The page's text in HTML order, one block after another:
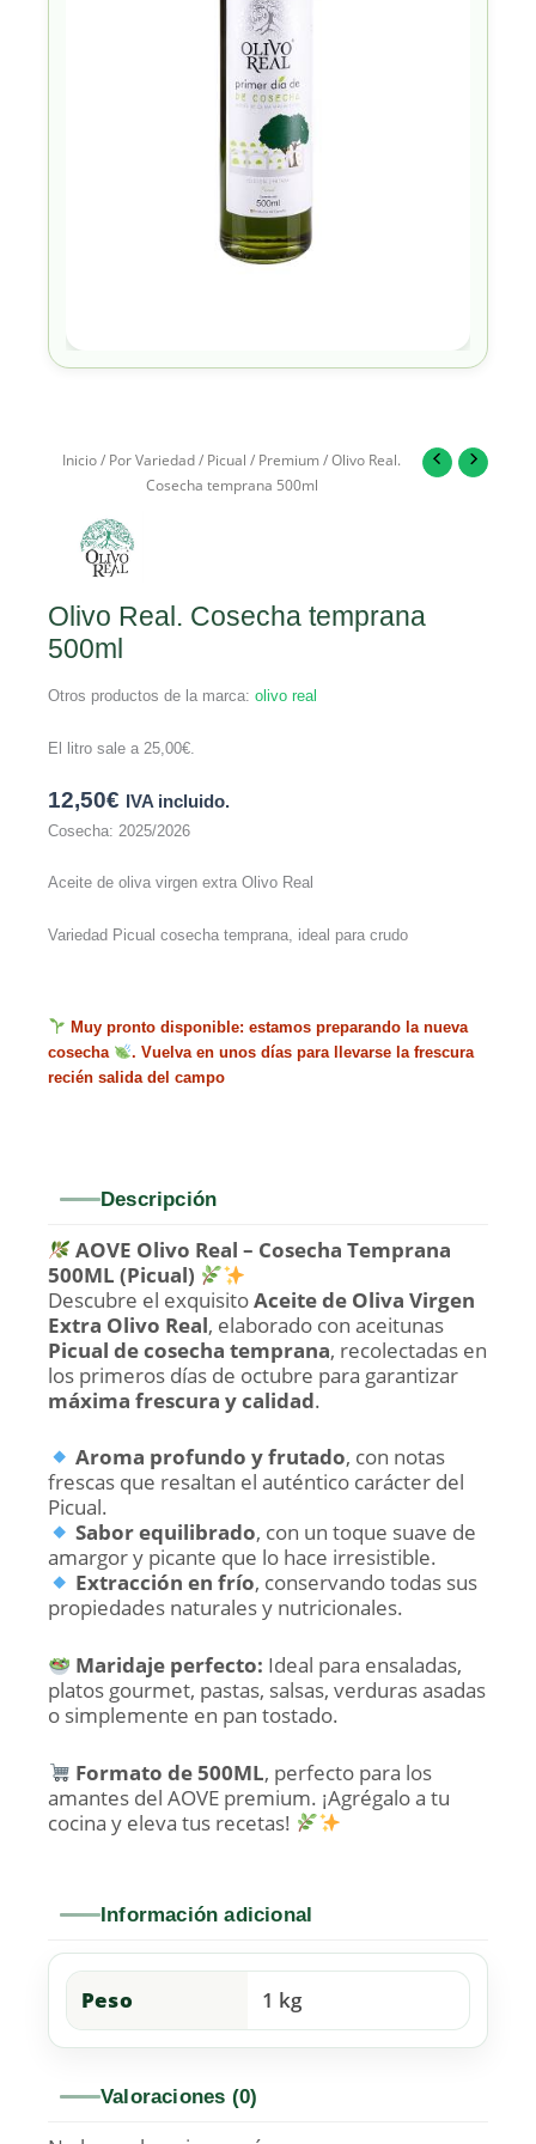
Inicio/ Por Variedad/ Picual / Premium/ Olivo Real.
Cosecha temprana 500ml
Olivo Real. Cosecha temprana
500ml
Otros productos de la marca: olivo real
El litro sale a 25,00€
12,50€ IVA incluido.
Cosecha: 2025/2026
Aceite de oliva virgen extra Olivo Real
Variedad Picual cosecha temprana, ideal para crudo
Muy pronto disponible: estamos preparando la nueva
cosecha
. Vuelva en unos días para llevarse la frescura
recién salida del campo
Descripción
AOVE Olivo Real – Cosecha Temprana
500ML (Picual)
Descubre el exquisitoAceite de Oliva Virgen
Extra Olivo Real, elaborado con aceitunas
Picual de cosecha temprana, recolectadas en
los primeros días de octubre para garantizar
máxima frescura y calidad.
Aroma profundo y frutado, con notas
frescas que resaltan el auténtico carácter del
Picual.
Sabor equilibrado, con un toque suave de
amargor y picante que lo hace irresistible.
Extracción en frío, conservando todas sus
propiedades naturales y nutricionales.
Maridaje perfecto: Ideal para ensaladas,
platos gourmet, pastas, salsas, verduras asadas
o simplemente en pan tostado.
Formato de 500ML, perfecto para los
amantes del AOVE premium. ¡Agrégalo a tu
cocina y eleva tus recetas!
Información adicional
Peso 1 kg
Valoraciones (0)